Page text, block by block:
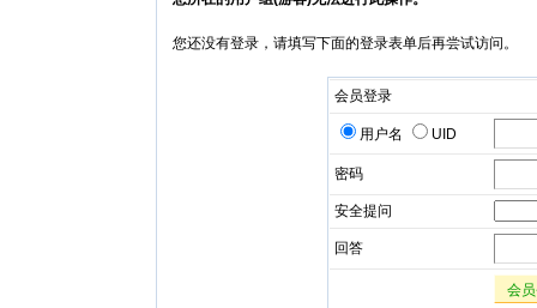
您还没有登录，请填写下面的登录表单后再尝试访问。
会员登录
用户名 UID
密码
安全提问
回答
会